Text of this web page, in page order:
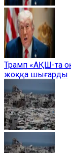
Трамп «АҚШ-та
жоққа шығарды